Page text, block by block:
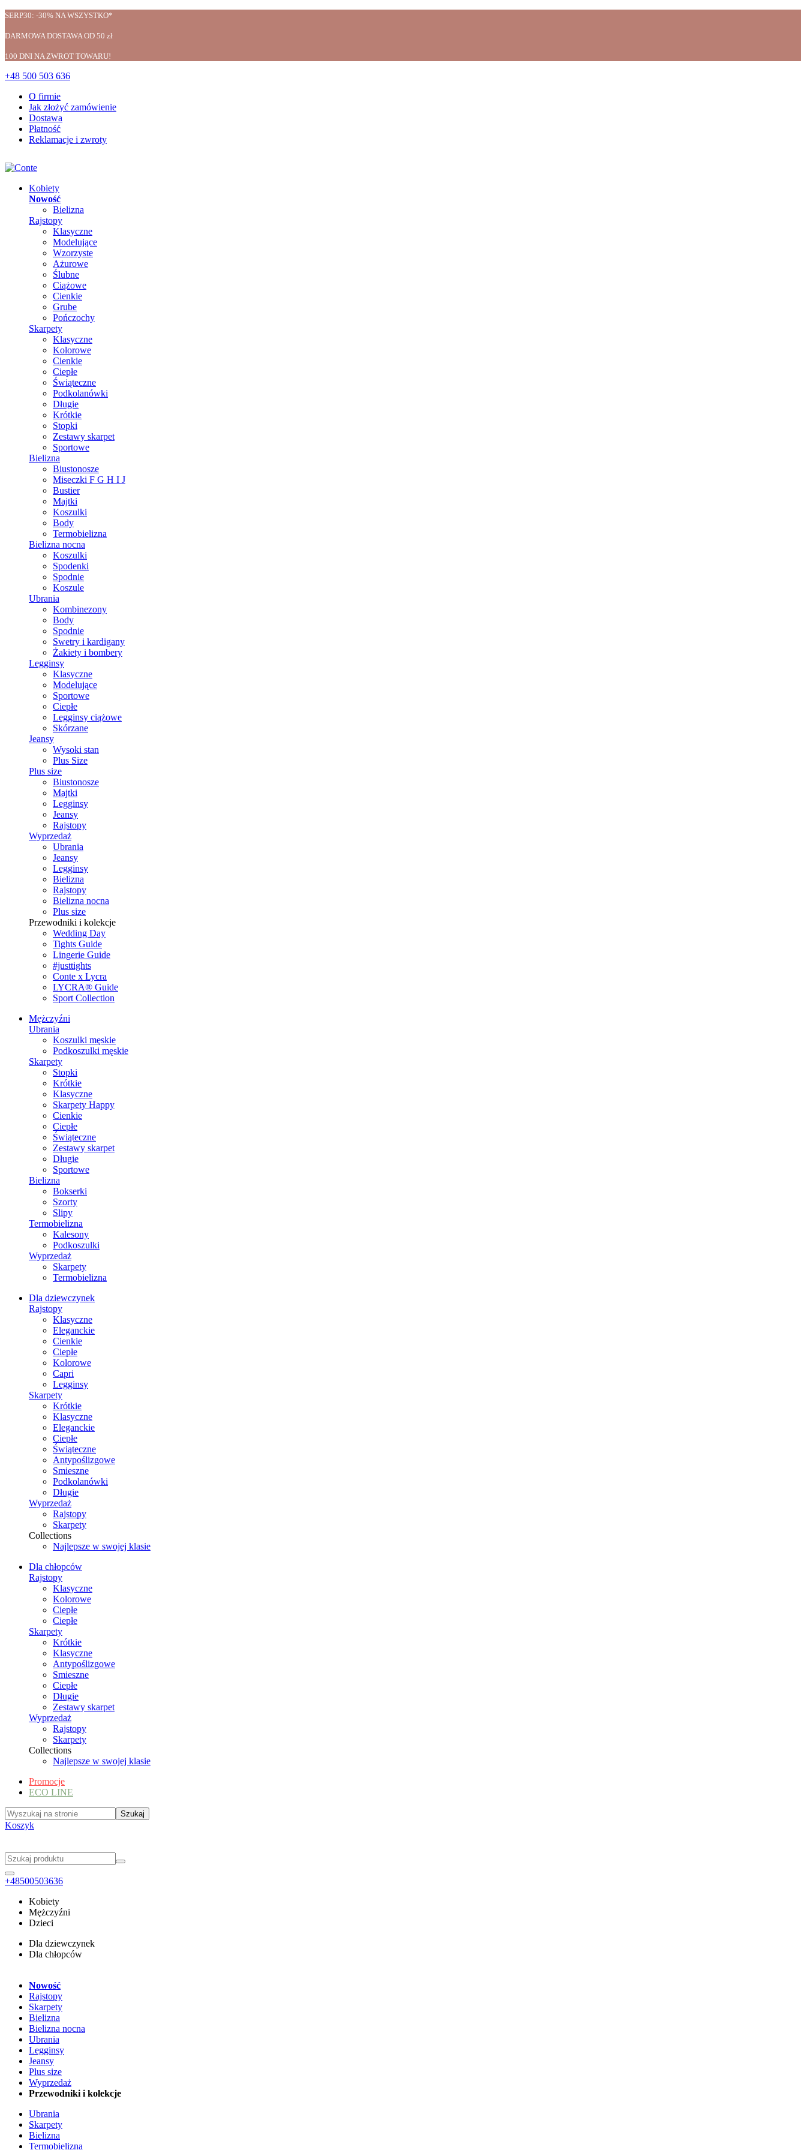
SERP30: -30% NA WSZYSTKO*
DARMOWA DOSTAWA OD 50 zł
100 DNI NA ZWROT TOWARU!
+48 500 503 636
O firmie
Jak złożyć zamówienie
Dostawa
Płatność
Reklamacje i zwroty
Kobiety
Nowość
Bielizna
Rajstopy
Klasyczne
Modelujące
Wzorzyste
Ażurowe
Ślubne
Ciążowe
Cienkie
Grube
Pończochy
Skarpety
Klasyczne
Kolorowe
Cienkie
Ciepłe
Świąteczne
Podkolanówki
Długie
Krótkie
Stopki
Zestawy skarpet
Sportowe
Bielizna
Biustonosze
Miseczki F G H I J
Bustier
Majtki
Koszulki
Body
Termobielizna
Bielizna nocna
Koszulki
Spodenki
Spodnie
Koszule
Ubrania
Kombinezony
Body
Spodnie
Swetry i kardigany
Żakiety i bombery
Legginsy
Klasyczne
Modelujące
Sportowe
Ciepłe
Legginsy ciążowe
Skórzane
Jeansy
Wysoki stan
Plus Size
Plus size
Biustonosze
Majtki
Legginsy
Jeansy
Rajstopy
Wyprzedaż
Ubrania
Jeansy
Legginsy
Bielizna
Rajstopy
Bielizna nocna
Plus size
Przewodniki i kolekcje
Wedding Day
Tights Guide
Lingerie Guide
#justtights
Conte x Lycra
LYCRA® Guide
Sport Сollection
Mężczyźni
Ubrania
Koszulki męskie
Podkoszulki męskie
Skarpety
Stopki
Krótkie
Klasyczne
Skarpety Happy
Cienkie
Ciepłe
Świąteczne
Zestawy skarpet
Długie
Sportowe
Bielizna
Bokserki
Szorty
Slipy
Termobielizna
Kalesony
Podkoszulki
Wyprzedaż
Skarpety
Termobielizna
Dla dziewczynek
Rajstopy
Klasyczne
Eleganckie
Cienkie
Ciepłe
Kolorowe
Capri
Legginsy
Skarpety
Krótkie
Klasyczne
Eleganckie
Ciepłe
Świąteczne
Antypoślizgowe
Smieszne
Podkolanówki
Długie
Wyprzedaż
Rajstopy
Skarpety
Collections
Najlepsze w swojej klasie
Dla chłopców
Rajstopy
Klasyczne
Kolorowe
Ciepłe
Ciepłe
Skarpety
Krótkie
Klasyczne
Antypoślizgowe
Smieszne
Ciepłe
Długie
Zestawy skarpet
Wyprzedaż
Rajstopy
Skarpety
Collections
Najlepsze w swojej klasie
Promocje
ECO LINE
Koszyk
+48500503636
Kobiety
Mężczyźni
Dzieci
Dla dziewczynek
Dla chłopców
Nowość
Rajstopy
Skarpety
Bielizna
Bielizna nocna
Ubrania
Legginsy
Jeansy
Plus size
Wyprzedaż
Przewodniki i kolekcje
Ubrania
Skarpety
Bielizna
Termobielizna